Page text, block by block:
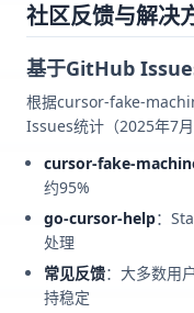
社区反馈与解决
基于GitHub
根据cursor-fake-
Issues统计（2025年7月
cursor-fake-
约95%
go-cursor-help：
处理
常见反馈：大多数用
持稳定